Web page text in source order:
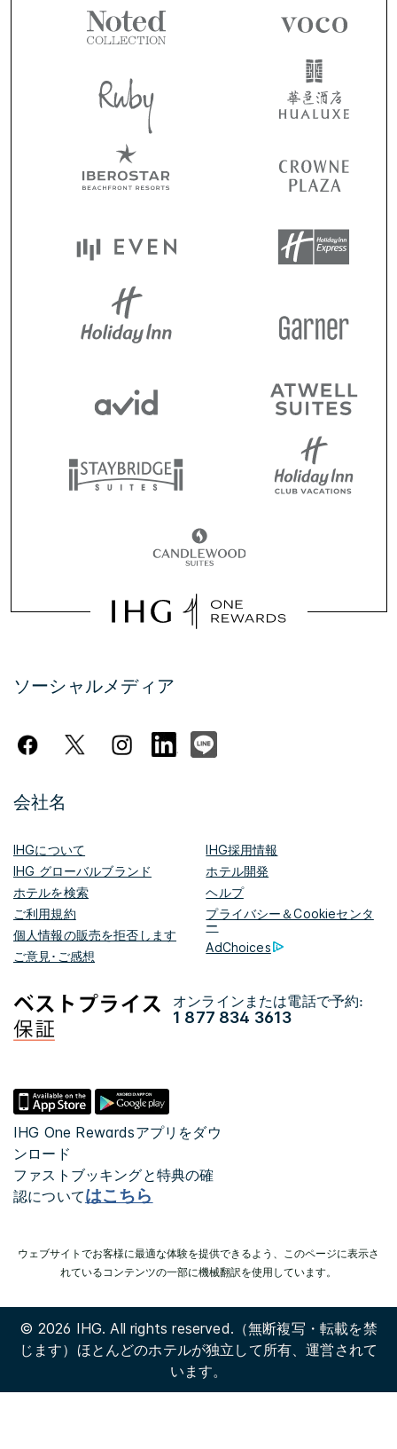
ソーシャルメディア
会社名
IHGについて
IHG採用情報
IHG グローバルブランド
ホテル開発
ホテルを検索
ヘルプ
ご利用規約
プライバシー＆Cookieセンタ
ー
個人情報の販売を拒否します
AdChoices
ご意見･ご感想
オンラインまたは電話で予約:
1 877 834 3613
IHG One Rewardsアプリをダウ
ンロード
ファストブッキングと特典の確
認についてはこちら
ウェブサイトでお客様に最適な体験を提供できるよう、このページに表示さ
れているコンテンツの一部に機械翻訳を使用しています。
© 2026 IHG. All rights reserved.（無断複写・転載を禁
じます）ほとんどのホテルが独立して所有、運営されて
います。